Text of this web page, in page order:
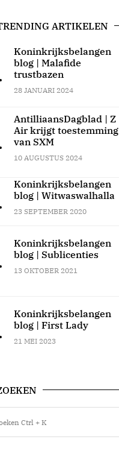
ARTIKELEN
Koninkrijksbelangen
blog | Malafide
trustbazen
28 JANUARI 2024
AntilliaansDagblad | Z
Air krijgt toestemming
van SXM
10 AUGUSTUS 2024
Koninkrijksbelangen
blog | Witwaswalhalla
23 SEPTEMBER 2020
Koninkrijksbelangen
blog | Sublicenties
13 OKTOBER 2021
Koninkrijksbelangen
blog | First Lady
21 MEI 2023